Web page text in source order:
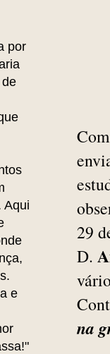
29
D.
na
por
Aqui
e